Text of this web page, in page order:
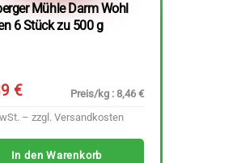
Mühle Darm Wohl
6 Stück zu 500 g
€
Preis/kg : 8,46 €
– zzgl. Versandkosten
In den Warenkorb